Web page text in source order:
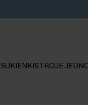
SUKIENKISTROJE